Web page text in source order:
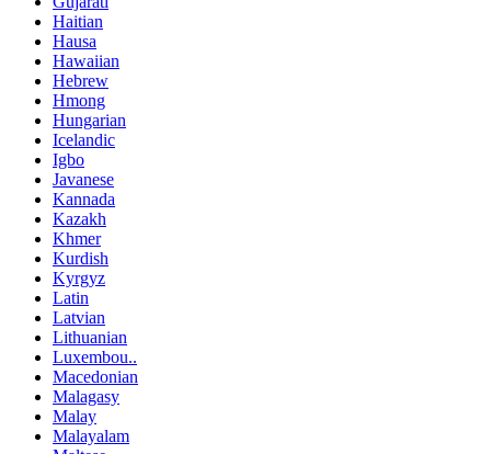
Haitian
Hausa
Hawaiian
Hebrew
Hmong
Hungarian
Icelandic
Igbo
Javanese
Kannada
Kazakh
Khmer
Kurdish
Kyrgyz
Latin
Latvian
Lithuanian
Luxembou..
Macedonian
Malagasy
Malay
Malayalam